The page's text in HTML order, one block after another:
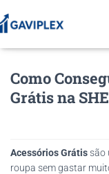
Como
Grátis na
Acessórios Grátissão
roupa sem gastar